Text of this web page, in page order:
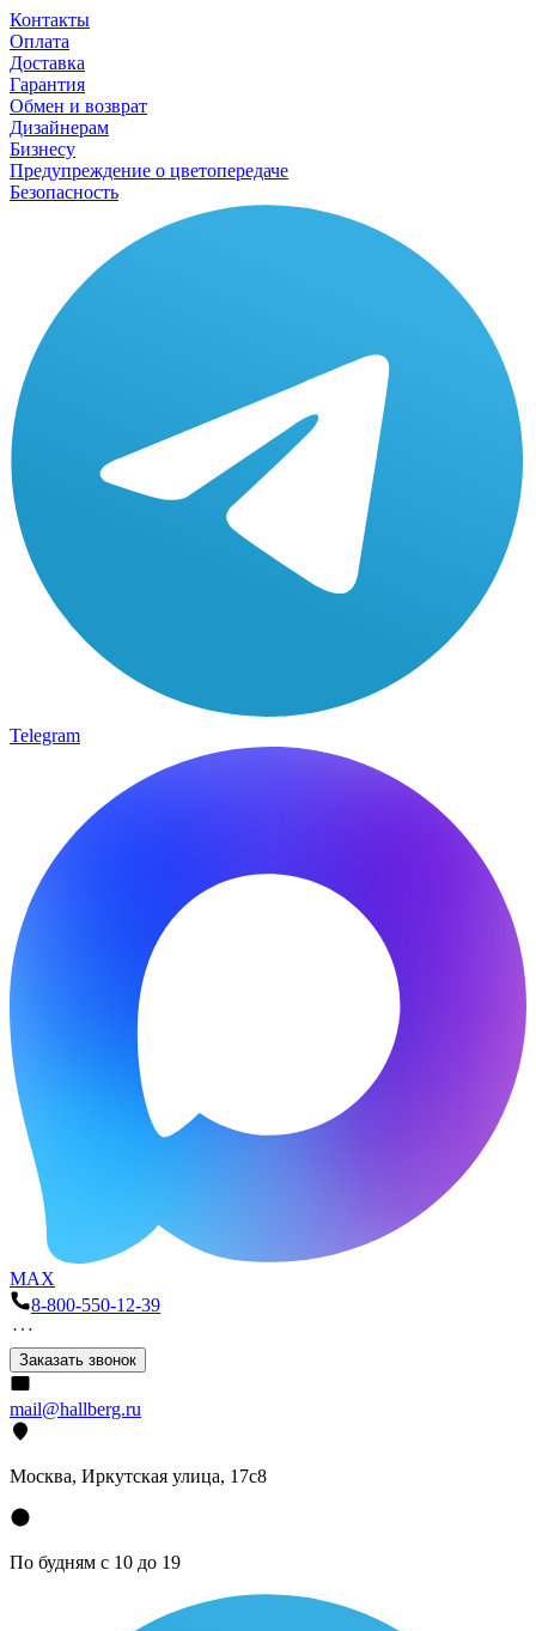
Контакты
Оплата
Доставка
Гарантия
Обмен и возврат
Дизайнерам
Бизнесу
Предупреждение о цветопередаче
Безопасность
Telegram
MAX
8-800-550-12-39
Заказать звонок
mail@hallberg.ru
Москва, Иркутская улица, 17с8
По будням с 10 до 19